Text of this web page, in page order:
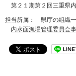
第２１期第２回三重県
担当所属： 県庁の組織
内水面漁場管理委員会